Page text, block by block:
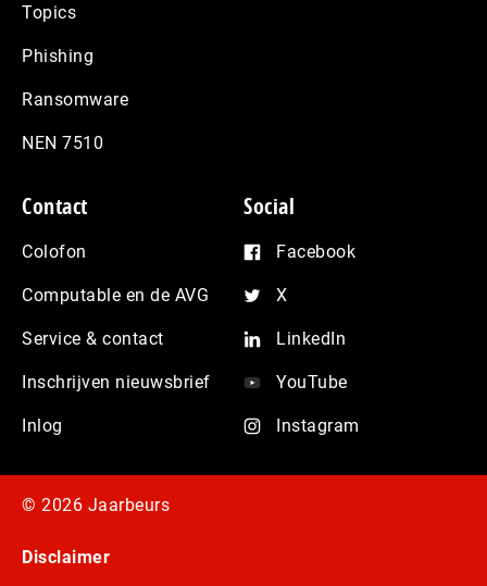
Topics
Phishing
Ransomware
NEN 7510
Contact
Colofon
Computable en de AVG
Service & contact
Inschrijven nieuwsbrief
Inlog
Social
Facebook
X
LinkedIn
YouTube
Instagram
© 2026 Jaarbeurs
Disclaimer